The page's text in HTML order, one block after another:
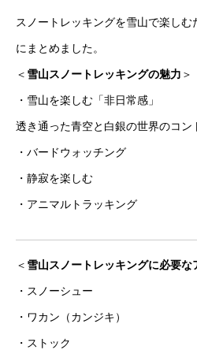
スノートレッキングを雪山で楽し
にまとめました。
＜ 雪山スノートレッキングの魅力 ＞
・雪山を楽しむ「非日常感」
透き通った青空と白銀の世界のコ
・バードウォッチング
・静寂を楽しむ
・アニマルトラッキング
＜ 雪山スノートレッキングに必要な
・スノーシュー
・ワカン（カンジキ）
・ストック